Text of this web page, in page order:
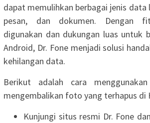
dapat memulihkan berbagai jenis
pesan, dan dokumen. Dengan
digunakan dan dukungan luas untuk
Android, Dr. Fone menjadi solusi
kehilangan data.
Berikut adalah cara
mengembalikan foto yang terhapus di
Kunjungi situs resmi Dr. Fone